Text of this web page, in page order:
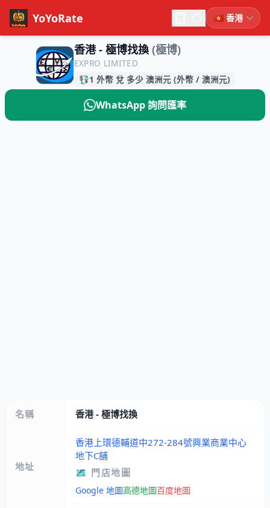
YoYoRate
香港 - 極博找換 (極博)
EXPRO LIMITED
💱1 外幣 兌 多少 澳洲元 (外幣 / 澳洲元)
WhatsApp 詢問匯率
名稱 香港 - 極博找換
地址
香港上環德輔道中272-284號興業商業中心
地下C舖
🗺️ 門店地圖
Google 地圖高德地圖百度地圖